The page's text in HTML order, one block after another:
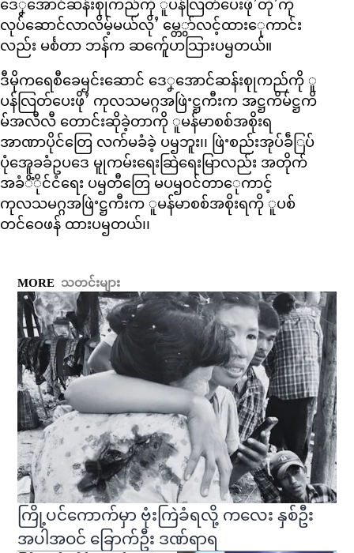
ဒေၞအောင်ဆန်းစုုကည်ကို ူပန်လြတ်ပေးဖိုႛတိုႛကို
လုပ်ဆောင်လာလိမ့်မယ်လိုႛ မ္တေွာ်လင့်ထားေုကာင်း
လည်း မင်္စတာ ဘန်က ဆက်ေူပာသြားပၝတယ်။
ဒီမိုကရေစီခေၝင်းဆောင် ဒေၞအောင်ဆန်းစုုကည်ကို ူ
ပန်လြတ်ပေးဖိုႛ ကုလသမဂ္ဂအဖြဲႚဋ္ဌကီးက အဋ္ဌကိမ်ဋ္ဌကိ
မ်အလီလီ တောင်းဆိုခဲ့တာကို ူမန်မာစစ်အစိုးရ
အာဏာပိုင်တြေ လက်မခံခဲ့ ပၝဘူး၊၊ ဖြဲႚစည်းအုပ်ခဵြပ်
ပုံအေူခခံဥပဒေ မူုကမ်းရေးဆြဲရေးမြာလည်း အတိုက်
အခံိံိုင်ငံရေး ပၝတီတြေ မပၝဝင်တာေုကာင့်
ကုလသမဂ္ဂအဖြဲႚဋ္ဌကီးက ူမန်မာစစ်အစိုးရကို ူပစ်
တင်ဝေဖန် ထားပၝတယ်၊၊
MORE သတင်းများ
ကြို့ပင်ကောက်မှာ ဗုံးကြဲခံရလို့ ကလေး နှစ်ဦး
အပါအဝင် ခြောက်ဦး ဒဏ်ရာရ